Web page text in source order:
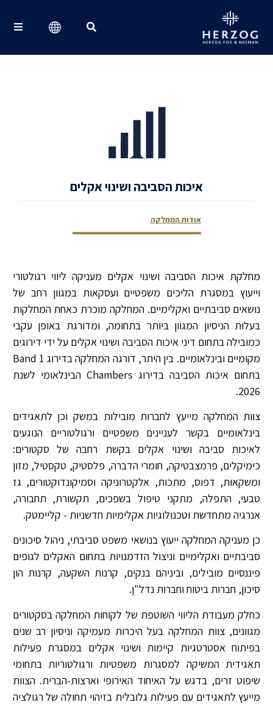
איכות הסביבה ושינוי אקלים
אודות המחלקה
צוות המחלקה
דירוגים ופרסים
צור קשר
מחלקת איכות הסביבה ושינוי אקלים מעניקה ליווי רגולטורי
וייעוץ במסגרת הליכים משפטיים ועסקאות במגוון רחב של
נושאים סביבתיים ואקלימיים. המחלקה מוכרת כאחת המחלקות
בעלות הניסיון המגוון ביותר בתחומה, ומדורגת באופן עקבי
כמובילה בתחום דיני איכות הסביבה ושינוי אקלים על ידי דירוגים
מקומיים ובינלאומיים. בין היתר, דורגה המחלקה בדירוג Band 1
בתחום איכות הסביבה בדירוג Chambers הבינלאומי לשנת
2026.
צוות המחלקה מייעץ לחברות מובילות במשק וכן לתאגידים
בינלאומיים בקשר לעניינים משפטיים ורגולטוריים הנוגעים
לאיכות סביבה ושינוי אקלים בקשת רחבה של סקטורים:
כימיקלים, פרמצבטיקה, חומרי הדברה, פלסטיק, טקסטיל, מזון
ומשקאות, דפוס, מתכות, אלקטרוניקה וסמיקונדוקטורים, גז
טבעי, התפלה, מתקני טיפול בשפכים, תקשורת, תחבורה,
אנרגיה מתחדשת וטכנולוגיות אקלימיות חדשניות - קליימטק.
כן מעניקה המחלקה ייעוץ בנושאי משפט סביבתי, ניהול סיכונים
סביבתיים ואקלימיים וניצול הזדמנויות בתחום האקלים לגופים
פיננסיים מובילים, וביניהם בנקים, קרנות השקעה, קרנות הון
סיכון, חברות ביטוח וחברות נדל"ן.
כחלק מעבודת הליווי השוטפת של לקוחות המחלקה בסקטורים
מגוונים, צוות המחלקה בעל היכרות מעמיקה וניסיון רב שנים
בפיתוח אסטרטגיות קיימות ושינוי אקלים במסגרת פעילות
תאגידית המשיקה למסגרות משפטיות ורגולטוריות בתחומי
שיפוט זרים, בדגש על האיחוד האירופי וארצות-הברית. הצוות
מייעץ לתאגידים עם פעילות גלובלית בזיהוי תחולה של רגולציה